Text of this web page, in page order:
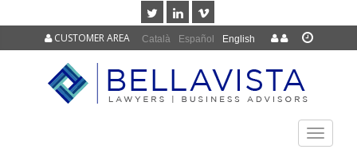
Català Español English
CUSTOMER AREA
TOGGLE